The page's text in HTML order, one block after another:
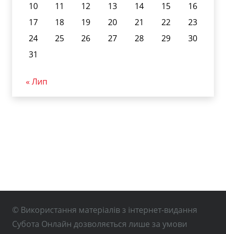
10
11 12 13 14 15
16
17
18 19 20 21 22
23
24
25 26 27 28 29
30
31
« Лип
© Використання матеріалів з інтернет-видання
Субота Онлайн дозволяється лише за умови